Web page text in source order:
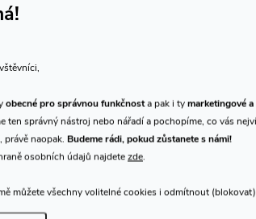
obecné pro správnou funkčnosta pak i tymarketingové
ten správný nástroj nebo nářadí a pochopíme, co vás
právě naopak. Budeme rádi, pokud zůstanete s námi!
osobních údajů najdetezde.
můžete všechny volitelné cookies i odmítnout
Dictum 708442 - DICTUM
Round Awl, 60 mm
218 Kč
Skladem
prodejna2 ks
DO KOŠÍKU